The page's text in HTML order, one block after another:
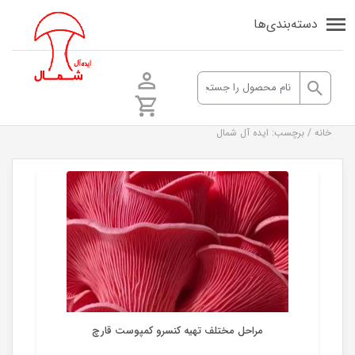
دسته‌بندی‌ها
خانه / برچسب: ایده آل شمال
مراحل مختلف تهیه کنسرو کمپوست قارچ